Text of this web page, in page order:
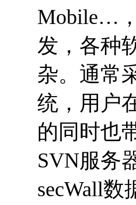
Mobile…
发，各种
杂。通常
统，用户
的同时也
SVN服务
secWall